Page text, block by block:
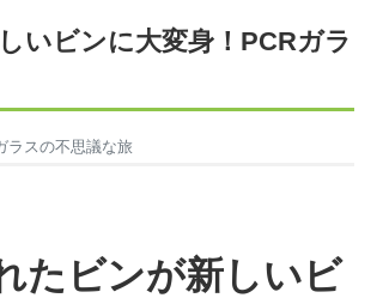
いビンに大変身！PCRガラ
ラスの不思議な旅
たビンが新しいビ